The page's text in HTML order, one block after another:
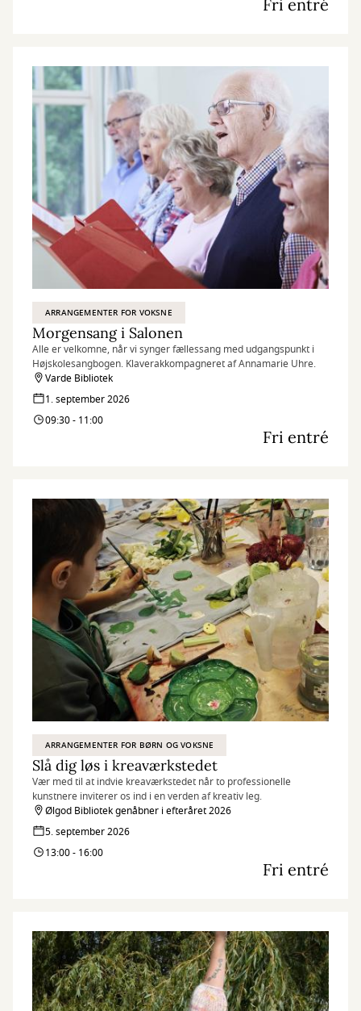
Fri entré
ARRANGEMENTER FOR VOKSNE
Morgensang i Salonen
Alle er velkomne, når vi synger fællessang med udgangspunkt i
Højskolesangbogen. Klaverakkompagneret af Annamarie Uhre.
Varde Bibliotek
1. september 2026
09:30 - 11:00
Fri entré
ARRANGEMENTER FOR BØRN OG VOKSNE
Slå dig løs i kreaværkstedet
Vær med til at indvie kreaværkstedet når to professionelle
kunstnere inviterer os ind i en verden af kreativ leg.
Ølgod Bibliotek genåbner i efteråret 2026
5. september 2026
13:00 - 16:00
Fri entré